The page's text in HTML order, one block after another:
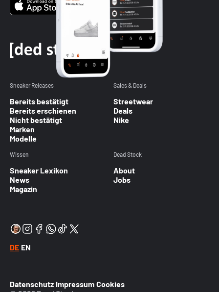
Sneaker Releases
Bereits bestätigt
Bereits erschienen
Nicht bestätigt
Marken
Modelle
Sales & Deals
Streetwear
Deals
Nike
Wissen
Sneaker Lexikon
News
Magazin
Dead Stock
About
Jobs
DE EN
Datenschutz Impressum Cookies